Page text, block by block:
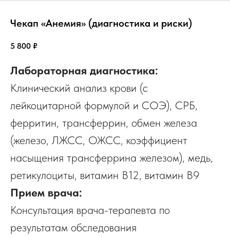
Чекап «Анемия» (диагностика и риски)
5 800 ₽
Лабораторная диагностика:
Клинический анализ крови (с
лейкоцитарной формулой и СОЭ), СРБ,
ферритин, трансферрин, обмен железа
(железо, ЛЖСС, ОЖСС, коэффициент
насыщения трансферрина железом), медь,
ретикулоциты, витамин B12, витамин В9
Прием врача:
Консультация врача-терапевта по
результатам обследования